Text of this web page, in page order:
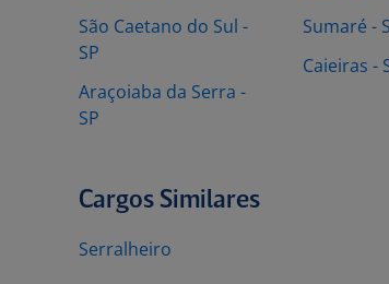
São Caetano do Sul -
SP
Araçoiaba da Serra -
SP
Sumaré -
Caieiras -
Cargos Similares
Serralheiro